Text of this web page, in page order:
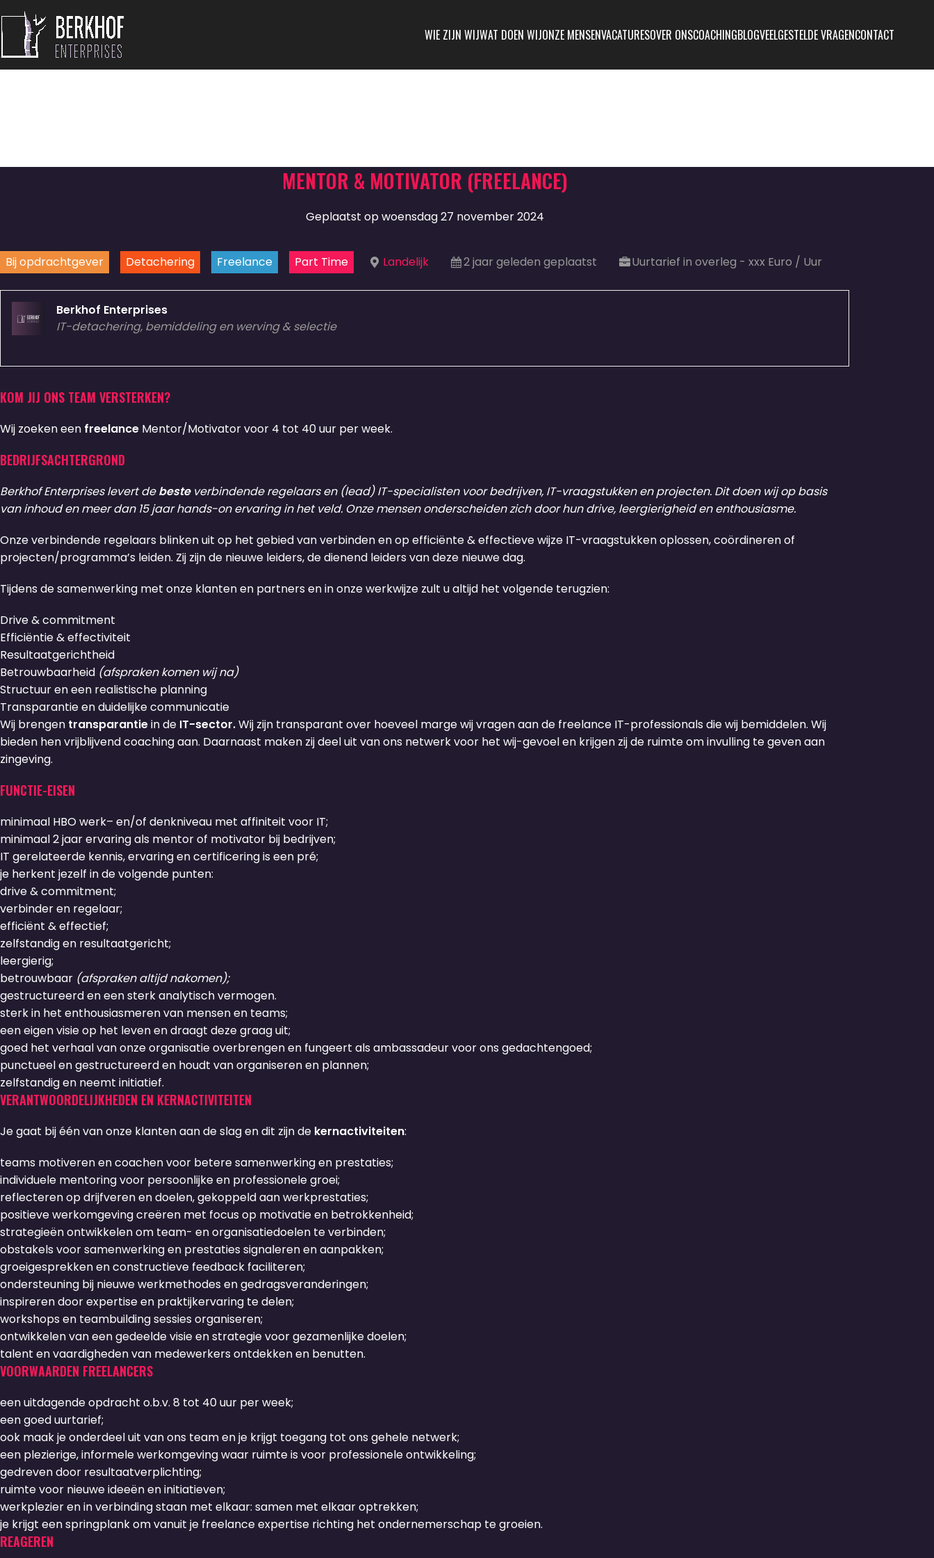
WIE ZIJN WIJWAT DOEN WIJONZE MENSENVACATURESOVER ONSCOACHINGBLOGVEELGESTELDE VRAGENCONTACT
MENTOR & MOTIVATOR (FREELANCE)
Geplaatst op woensdag 27 november 2024
Bij opdrachtgever Detachering Freelance Part Time Landelijk 2 jaar geleden geplaatst Uurtarief in overleg - xxx Euro / Uur
Berkhof Enterprises
IT-detachering, bemiddeling en werving & selectie
KOM JIJ ONS TEAM VERSTERKEN?
Wij zoeken een freelance Mentor/Motivator voor 4 tot 40 uur per week.
BEDRIJFSACHTERGROND
Berkhof Enterprises levert debesteverbindende regelaars en (lead) IT-specialisten voor bedrijven, IT-vraagstukken en projecten. Dit doen wij op basis
van inhoud en meer dan 15 jaar hands-on ervaring in het veld. Onze mensen onderscheiden zich door hun drive, leergierigheid en enthousiasme.
Onze verbindende regelaars blinken uit op het gebied van verbinden en op efficiënte & effectieve wijze IT-vraagstukken oplossen, coördineren of
projecten/programma’s leiden. Zij zijn de nieuwe leiders, de dienend leiders van deze nieuwe dag.
Tijdens de samenwerking met onze klanten en partners en in onze werkwijze zult u altijd het volgende terugzien:
Drive & commitment
Efficiëntie & effectiviteit
Resultaatgerichtheid
Betrouwbaarheid (afspraken komen wij na)
Structuur en een realistische planning
Transparantie en duidelijke communicatie
Wij brengen transparantiein de IT-sector.Wij zijn transparant over hoeveel marge wij vragen aan de freelance IT-professionals die wij bemiddelen. Wij
bieden hen vrijblijvend coaching aan. Daarnaast maken zij deel uit van ons netwerk voor het wij-gevoel en krijgen zij de ruimte om invulling te geven aan
zingeving.
FUNCTIE-EISEN
minimaal HBO werk– en/of denkniveau met affiniteit voor IT;
minimaal 2 jaar ervaring als mentor of motivator bij bedrijven;
IT gerelateerde kennis, ervaring en certificering is een pré;
je herkent jezelf in de volgende punten:
drive & commitment;
verbinder en regelaar;
efficiënt & effectief;
zelfstandig en resultaatgericht;
leergierig;
betrouwbaar (afspraken altijd nakomen);
gestructureerd en een sterk analytisch vermogen.
sterk in het enthousiasmeren van mensen en teams;
een eigen visie op het leven en draagt deze graag uit;
goed het verhaal van onze organisatie overbrengen en fungeert als ambassadeur voor ons gedachtengoed;
punctueel en gestructureerd en houdt van organiseren en plannen;
zelfstandig en neemt initiatief.
VERANTWOORDELIJKHEDEN EN KERNACTIVITEITEN
Je gaat bij één van onze klanten aan de slag en dit zijn de kernactiviteiten:
teams motiveren en coachen voor betere samenwerking en prestaties;
individuele mentoring voor persoonlijke en professionele groei;
reflecteren op drijfveren en doelen, gekoppeld aan werkprestaties;
positieve werkomgeving creëren met focus op motivatie en betrokkenheid;
strategieën ontwikkelen om team- en organisatiedoelen te verbinden;
obstakels voor samenwerking en prestaties signaleren en aanpakken;
groeigesprekken en constructieve feedback faciliteren;
ondersteuning bij nieuwe werkmethodes en gedragsveranderingen;
inspireren door expertise en praktijkervaring te delen;
workshops en teambuilding sessies organiseren;
ontwikkelen van een gedeelde visie en strategie voor gezamenlijke doelen;
talent en vaardigheden van medewerkers ontdekken en benutten.
VOORWAARDEN FREELANCERS
een uitdagende opdracht o.b.v. 8 tot 40 uur per week;
een goed uurtarief;
ook maak je onderdeel uit van ons team en je krijgt toegang tot ons gehele netwerk;
een plezierige, informele werkomgeving waar ruimte is voor professionele ontwikkeling;
gedreven door resultaatverplichting;
ruimte voor nieuwe ideeën en initiatieven;
werkplezier en in verbinding staan met elkaar: samen met elkaar optrekken;
je krijgt een springplank om vanuit je freelance expertise richting het ondernemerschap te groeien.
REAGEREN